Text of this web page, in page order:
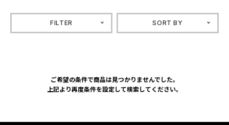
FILTER SORT BY
ご希望の条件で商品は見つかりませんでした。
上記より再度条件を設定して検索してください。